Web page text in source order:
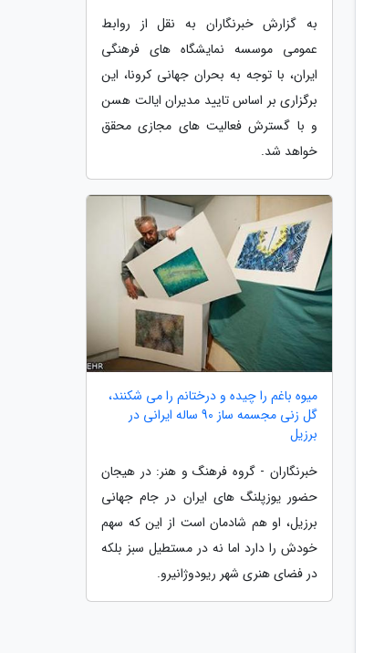
به گزارش خبرنگاران به نقل از روابط
عمومی موسسه نمایشگاه های فرهنگی
ایران، با توجه به بحران جهانی کرونا، این
برگزاری بر اساس تایید مدیران ایالت هسن
و با گسترش فعالیت های مجازی محقق
خواهد شد.
میوه باغم را چیده و درختانم را می شکنند،
گل زنی مجسمه ساز 90 ساله ایرانی در
برزیل
خبرنگاران - گروه فرهنگ و هنر: در هیجان
حضور یوزپلنگ های ایران در جام جهانی
برزیل، او هم شادمان است از این که سهم
خودش را دارد اما نه در مستطیل سبز بلکه
در فضای هنری شهر ریودوژانیرو.